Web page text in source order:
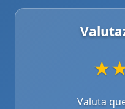
★
Valuta